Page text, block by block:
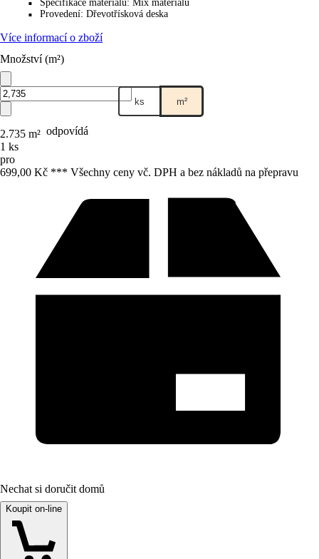
■ Specifikace materiálu: Mix materiálu
■ Provedení: Dřevotřísková deska
Více informací o zboží
Množství (m²)
ks m²
2.735 m² odpovídá
1 ks
pro
699,00 Kč *** Všechny ceny vč. DPH a bez nákladů na přepravu
Nechat si doručit domů
Koupit on-line